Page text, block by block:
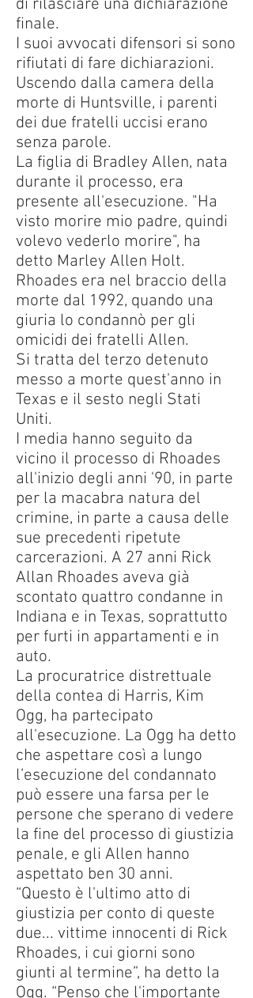
di rilasciare una dichiarazione
finale.
I suoi avvocati difensori si sono
rifiutati di fare dichiarazioni.
Uscendo dalla camera della
morte di Huntsville, i parenti
dei due fratelli uccisi erano
senza parole.
La figlia di Bradley Allen, nata
durante il processo, era
presente all'esecuzione. "Ha
visto morire mio padre, quindi
volevo vederlo morire", ha
detto Marley Allen Holt.
Rhoades era nel braccio della
morte dal 1992, quando una
giuria lo condannò per gli
omicidi dei fratelli Allen.
Si tratta del terzo detenuto
messo a morte quest'anno in
Texas e il sesto negli Stati
Uniti.
I media hanno seguito da
vicino il processo di Rhoades
all'inizio degli anni '90, in parte
per la macabra natura del
crimine, in parte a causa delle
sue precedenti ripetute
carcerazioni. A 27 anni Rick
Allan Rhoades aveva già
scontato quattro condanne in
Indiana e in Texas, soprattutto
per furti in appartamenti e in
auto.
La procuratrice distrettuale
della contea di Harris, Kim
Ogg, ha partecipato
all'esecuzione. La Ogg ha detto
che aspettare così a lungo
l’esecuzione del condannato
può essere una farsa per le
persone che sperano di vedere
la fine del processo di giustizia
penale, e gli Allen hanno
aspettato ben 30 anni.
“Questo è l'ultimo atto di
giustizia per conto di queste
due... vittime innocenti di Rick
Rhoades, i cui giorni sono
giunti al termine”, ha detto la
Ogg. “Penso che l'importante